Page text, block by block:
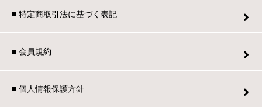
■ 特定商取引法に基づく表記
■ 会員規約
■ 個人情報保護方針